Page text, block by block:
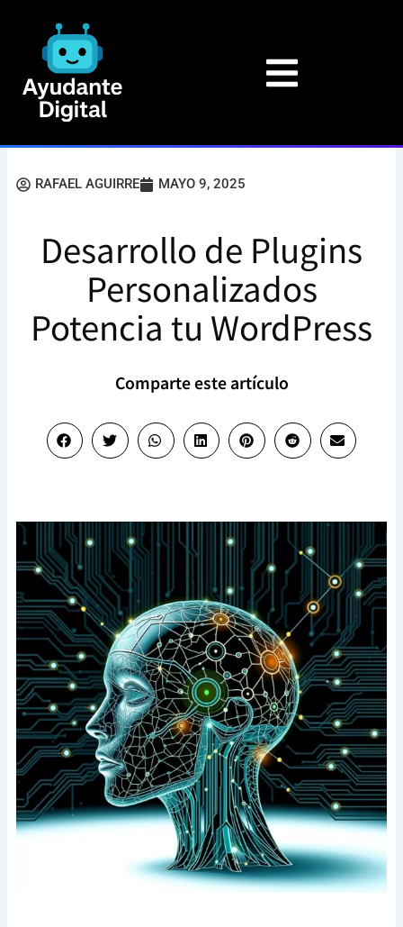
contenido
RAFAEL AGUIRRE MAYO 9, 2025
Desarrollo de Plugins
Personalizados
Potencia tu WordPress
Comparte este artículo